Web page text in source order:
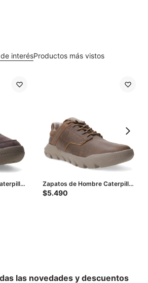
interésProductos más vistos
Zapatos de Hombre Caterpillar
- Marrón
$5.490
las novedades y descuentos